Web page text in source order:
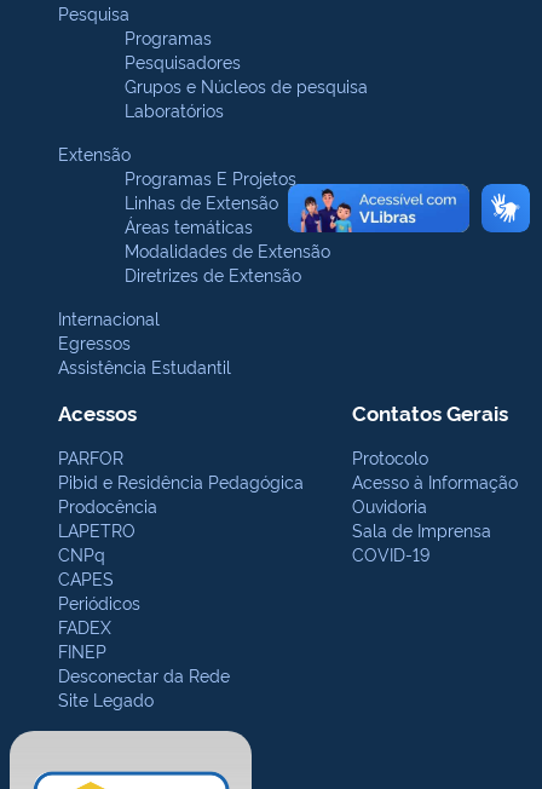
Pesquisa
Programas
Pesquisadores
Grupos e Núcleos de pesquisa
Laboratórios
Extensão
Programas E Projetos
Linhas de Extensão
Áreas temáticas
Modalidades de Extensão
Diretrizes de Extensão
Internacional
Egressos
Assistência Estudantil
Acessos
PARFOR
Pibid e Residência Pedagógica
Prodocência
LAPETRO
CNPq
CAPES
Periódicos
FADEX
FINEP
Desconectar da Rede
Site Legado
Contatos Gerais
Protocolo
Acesso à Informação
Ouvidoria
Sala de Imprensa
COVID-19